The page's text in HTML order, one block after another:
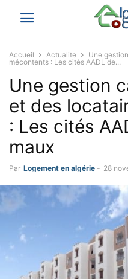
Accueil Actualite
Une
mécontents : Les cités AADL de...
Une gestion
et des
: Les cités
maux
Par Logement en algérie - 28